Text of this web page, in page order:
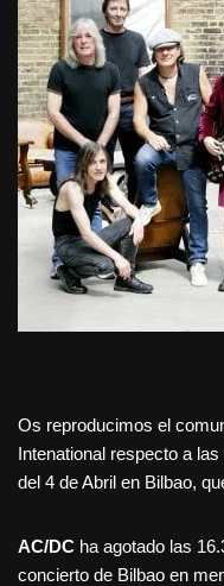
Os reproducimos el
Intenational respecto a
del 4 de Abril en Bilbao,
AC/DC ha agotado las
concierto de Bilbao en